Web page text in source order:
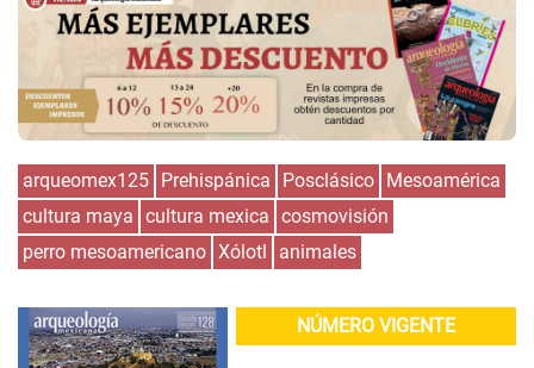
arqueomex125 Prehispánica Posclásico Mesoamérica
cultura maya cultura mexica cosmovisión
perro mesoamericano Xólotl animales
NÚMERO VIGENTE